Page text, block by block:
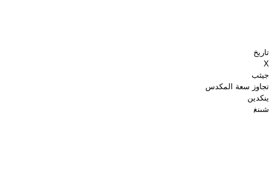
تاريخ
X
جيثب
تجاوز سعة المكدس
ينكدين
شينغ